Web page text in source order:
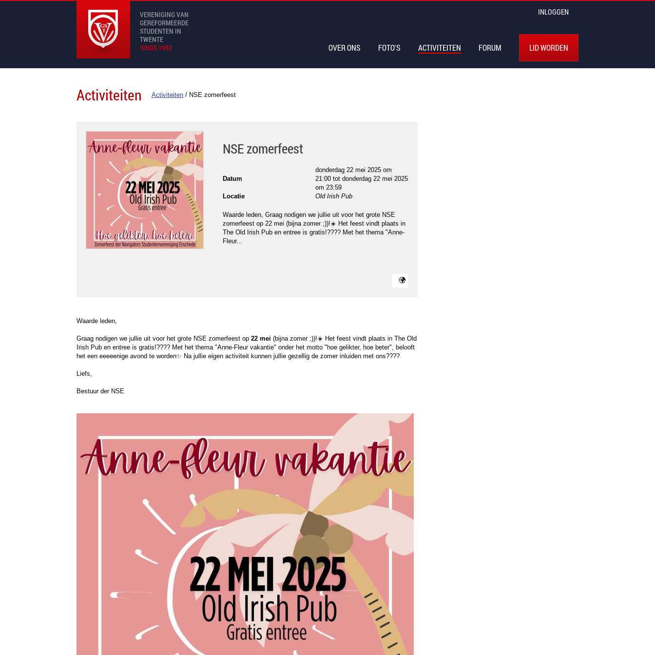
VERENIGING VAN
GEREFORMEERDE
STUDENTEN IN
TWENTE
SINDS 1983
INLOGGEN
OVER ONS FOTO'S ACTIVITEITEN FORUM LID WORDEN
Activiteiten Activiteiten / NSE zomerfeest
NSE zomerfeest
Datum
donderdag 22 mei 2025 om
21:00 tot donderdag 22 mei 2025
om 23:59
Locatie
Old Irish Pub
Waarde leden, Graag nodigen we jullie uit voor het grote NSE
zomerfeest op 22 mei (bijna zomer ;))!☀️ Het feest vindt plaats in
The Old Irish Pub en entree is gratis!???? Met het thema "Anne-
Fleur...
Waarde leden,
Graag nodigen we jullie uit voor het grote NSE zomerfeest op 22 mei (bijna zomer ;))!☀️ Het feest vindt plaats in The Old
Irish Pub en entree is gratis!???? Met het thema "Anne-Fleur vakantie" onder het motto "hoe gelikter, hoe beter", belooft
het een eeeeenige avond te worden✨ Na jullie eigen activiteit kunnen jullie gezellig de zomer inluiden met ons????
Liefs,
Bestuur der NSE